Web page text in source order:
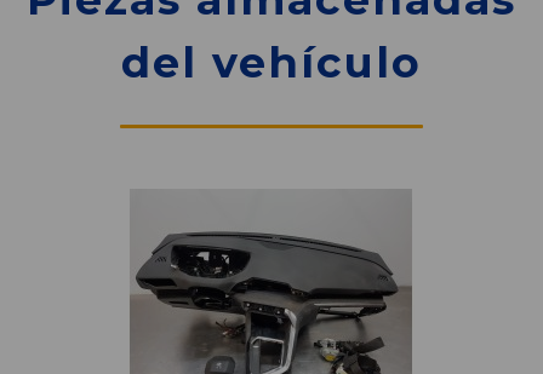
del vehículo